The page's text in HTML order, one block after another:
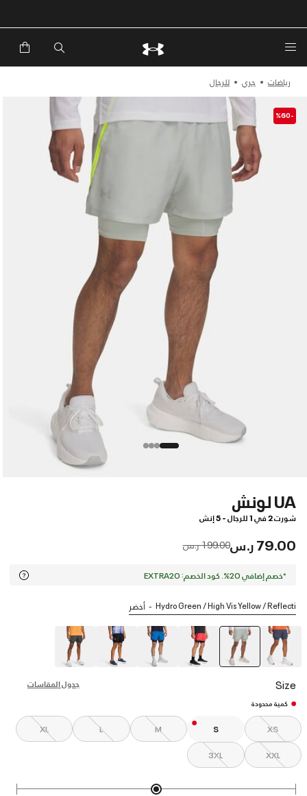
خصم إضافي 20%*. باستخدام الكود EXTRA20
رياضات جري للرجال
-%60
UA لونش
شورت 2 في 1 للرجال - 5 إنش
79.00 ر.س Price reduced from
199.00 ر.س to
*خصم إضافي 20%. كود الخصم: EXTRA20
Hydro Green / High Vis Yellow / Reflecti أخضر
Size جدول المقاسات
كمية محدودة
XS
S
M
L
XL
XXL
3XL